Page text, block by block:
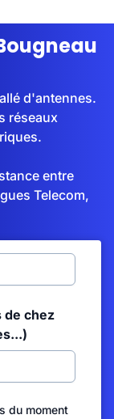
d'antennes.
réseaux
entre
Telecom,
de chez
du moment